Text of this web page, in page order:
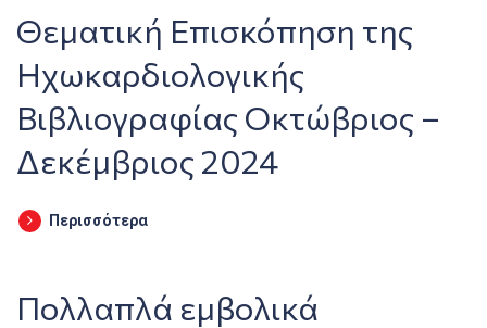
Θεματική Επισκόπηση της
Ηχωκαρδιολογικής
Βιβλιογραφίας Οκτώβριος –
Δεκέμβριος 2024
Περισσότερα
Πολλαπλά εμβολικά